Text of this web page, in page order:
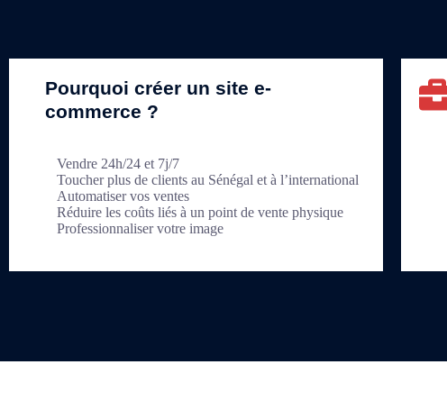
Pourquoi créer un site e-
commerce ?
Vendre 24h/24 et 7j/7
Toucher plus de clients au Sénégal et à l’international
Automatiser vos ventes
Réduire les coûts liés à un point de vente physique
Professionnaliser votre image